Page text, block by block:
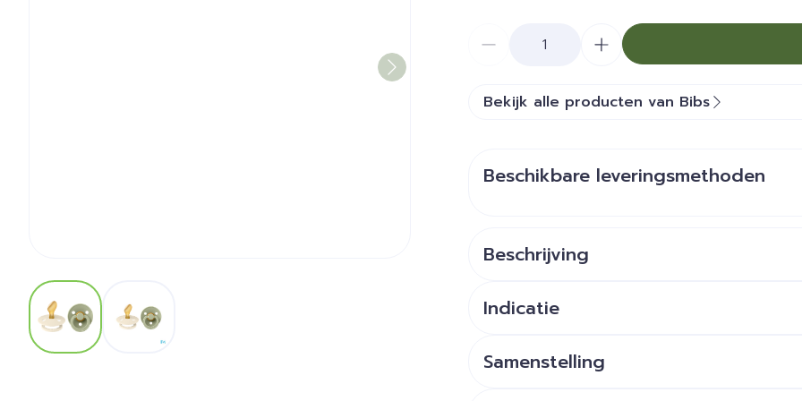
View larger image
Bekijk alle producten van Bibs
Beschikbare leveringsmethoden
Beschrijving
Probeer eerst of de baby zonder fopspeen
Indicatie
Samenstelling